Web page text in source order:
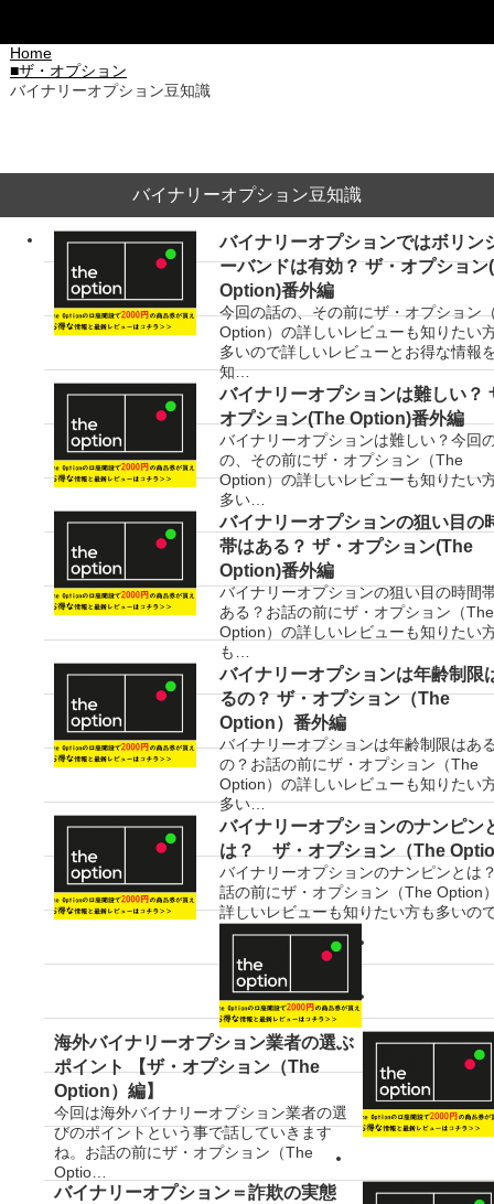
Home
■ザ・オプション
バイナリーオプション豆知識
バイナリーオプション豆知識
バイナリーオプションではボリン
ーバンドは有効？ ザ・オプション
Option)番外編
今回の話の、その前にザ・オプション
Option）の詳しいレビューも知りたい
多いので詳しいレビューとお得な情報
知…
バイナリーオプションは難しい？
オプション(The Option)番外編
バイナリーオプションは難しい？今回
の、その前にザ・オプション（The
Option）の詳しいレビューも知りたい
多い…
バイナリーオプションの狙い目の
帯はある？ ザ・オプション(The
Option)番外編
バイナリーオプションの狙い目の時間
ある？お話の前にザ・オプション（The
Option）の詳しいレビューも知りたい
も…
バイナリーオプションは年齢制限
るの？ ザ・オプション（The
Option）番外編
バイナリーオプションは年齢制限はあ
の？お話の前にザ・オプション（The
Option）の詳しいレビューも知りたい
多い…
バイナリーオプションのナンピン
は？ ザ・オプション（The
バイナリーオプションのナンピンとは
話の前にザ・オプション（The Option
詳しいレビューも知りたい方も多いの
海外バイナリーオプション業者の選ぶ
ポイント 【ザ・オプション（The
Option）編】
今回は海外バイナリーオプション業者の選
びのポイントという事で話していきます
ね。お話の前にザ・オプション（The
Optio…
バイナリーオプション＝詐欺の実態